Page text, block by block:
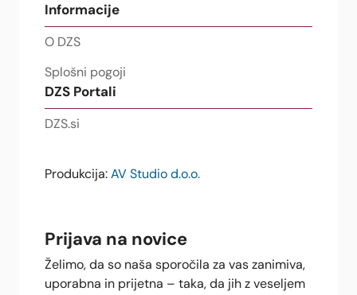
Informacije
O DZS
Splošni pogoji
DZS Portali
DZS.si
Produkcija: AV Studio d.o.o.
Prijava na novice
Želimo, da so naša sporočila za vas zanimiva,
uporabna in prijetna – taka, da jih z veseljem